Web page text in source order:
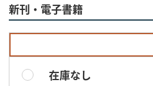
新刊・電子書籍
在庫なし